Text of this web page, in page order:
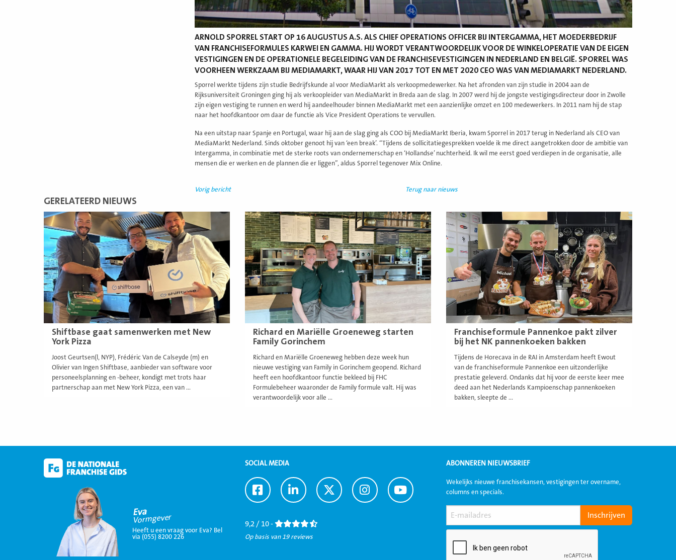
ARNOLD SPORREL START OP 16 AUGUSTUS A.S. ALS CHIEF OPERATIONS OFFICER BIJ INTERGAMMA, HET MOEDERBEDRIJF
VAN FRANCHISEFORMULES KARWEI EN GAMMA. HIJ WORDT VERANTWOORDELIJK VOOR DE WINKELOPERATIE VAN DE EIGEN
VESTIGINGEN EN DE OPERATIONELE BEGELEIDING VAN DE FRANCHISEVESTIGINGEN IN NEDERLAND EN BELGIË. SPORREL WAS
VOORHEEN WERKZAAM BIJ MEDIAMARKT, WAAR HIJ VAN 2017 TOT EN MET 2020 CEO WAS VAN MEDIAMARKT NEDERLAND.
Sporrel werkte tijdens zijn studie Bedrijfskunde al voor MediaMarkt als verkoopmedewerker. Na het afronden van zijn studie in 2004 aan de
Rijksuniversiteit Groningen ging hij als verkoopleider van MediaMarkt in Breda aan de slag. In 2007 werd hij de jongste vestigingsdirecteur door in Zwolle
zijn eigen vestiging te runnen en werd hij aandeelhouder binnen MediaMarkt met een aanzienlijke omzet en 100 medewerkers. In 2011 nam hij de stap
naar het hoofdkantoor om daar de functie als Vice President Operations te vervullen.
Na een uitstap naar Spanje en Portugal, waar hij aan de slag ging als COO bij MediaMarkt Iberia, kwam Sporrel in 2017 terug in Nederland als CEO van
MediaMarkt Nederland. Sinds oktober genoot hij van ‘een break’. “Tijdens de sollicitatiegesprekken voelde ik me direct aangetrokken door de ambitie van
Intergamma, in combinatie met de sterke roots van ondernemerschap en ‘Hollandse’ nuchterheid. Ik wil me eerst goed verdiepen in de organisatie, alle
mensen die er werken en de plannen die er liggen”, aldus Sporrel tegenover Mix Online.
Vorig bericht Terug naar nieuws
GERELATEERD NIEUWS
Shiftbase gaat samenwerken met New
York Pizza
Joost Geurtsen(l, NYP), Frédéric Van de Calseyde (m) en
Olivier van Ingen Shiftbase, aanbieder van software voor
personeelsplanning en -beheer, kondigt met trots haar
partnerschap aan met New York Pizza, een van ...
Lees
meer
Richard en Mariëlle Groeneweg starten
Family Gorinchem
Richard en Mariëlle Groeneweg hebben deze week hun
nieuwe vestiging van Family in Gorinchem geopend. Richard
heeft een hoofdkantoor functie bekleed bij FHC
Formulebeheer waaronder de Family formule valt. Hij was
verantwoordelijk voor alle ...
Lees
meer
Franchiseformule Pannenkoe pakt zilver
bij het NK pannenkoeken bakken
Tijdens de Horecava in de RAI in Amsterdam heeft Ewout
van de franchiseformule Pannenkoe een uitzonderlijke
prestatie geleverd. Ondanks dat hij voor de eerste keer mee
deed aan het Nederlands Kampioenschap pannenkoeken
bakken, sleepte de ...
Lees
meer
Eva
Vormgever
Heeft u een vraag voor Eva? Bel
via (055) 8200 226
SOCIAL MEDIA
Ga
naar
Ga
naar
Ga
naar
Ga
naar
Ga
naar
9,2 / 10 -
Op basis van 19 reviews
ABONNEREN NIEUWSBRIEF
Wekelijks nieuwe franchisekansen, vestigingen ter overname,
columns en specials.